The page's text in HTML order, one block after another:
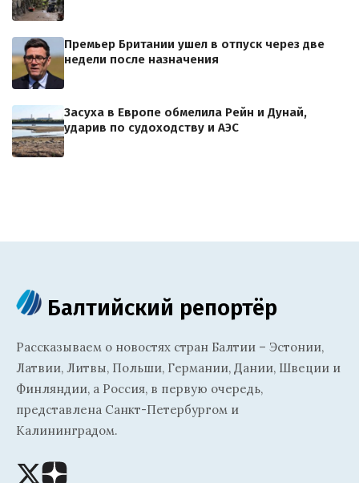
Премьер Британии ушел в отпуск через две
недели после назначения
Засуха в Европе обмелила Рейн и Дунай,
ударив по судоходству и АЭС
Балтийский репортёр
Рассказываем о новостях стран Балтии – Эстонии,
Латвии, Литвы, Польши, Германии, Дании, Швеции и
Финляндии, а Россия, в первую очередь,
представлена Санкт-Петербургом и
Калининградом.